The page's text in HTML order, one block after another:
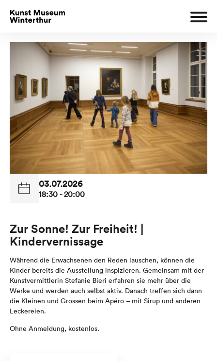
03.07.2026
18:30 - 20:00
Zur Sonne! Zur Freiheit! |
Kindervernissage
Während die Erwachsenen den Reden lauschen, können die
Kinder bereits die Ausstellung inspizieren. Gemeinsam mit der
Kunstvermittlerin Stefanie Bieri erfahren sie mehr über die
Werke und werden auch selbst aktiv. Danach treffen sich dann
die Kleinen und Grossen beim Apéro – mit Sirup und anderen
Leckereien.
Ohne Anmeldung, kostenlos.